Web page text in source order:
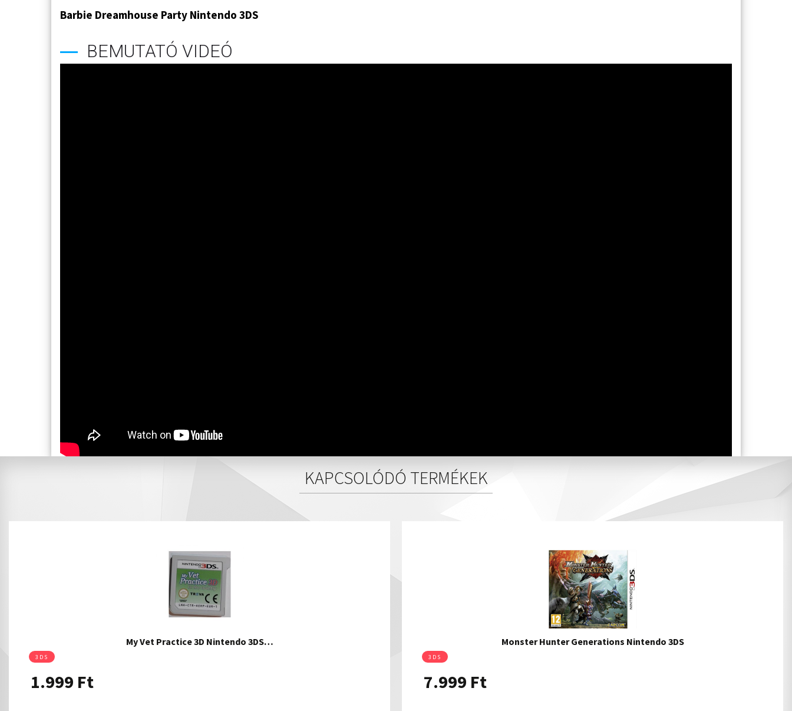
Barbie Dreamhouse Party Nintendo 3DS
BEMUTATÓ VIDEÓ
KAPCSOLÓDÓ TERMÉKEK
My Vet Practice 3D Nintendo 3DS…
3DS
1.999 Ft
Monster Hunter Generations Nintendo 3DS
3DS
7.999 Ft